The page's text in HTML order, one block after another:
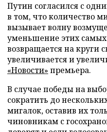
Путин согласился с
в том, что количество
вызывает волну
уменьшение этих
возвращается на круги
увеличивается и
«Новости» премьера.
В случае победы на
сократить до
мигалок, оставив их
чиновникам с